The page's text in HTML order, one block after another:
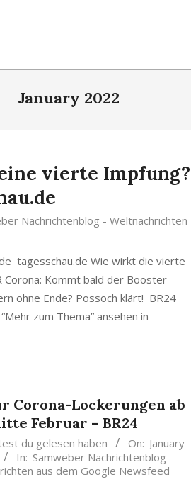
January 2022
vierte Impfung?
Nachrichtenblog - Weltnachrichten
tagesschau.de Wie wirkt die vierte
Corona: Kommt bald der Booster-
ohne Ende? Possoch klärt! BR24
zum Thema” ansehen in
Corona-Lockerungen ab
Februar – BR24
du gelesen haben On: January
In: Samweber Nachrichtenblog -
aus dem Google Newsfeed